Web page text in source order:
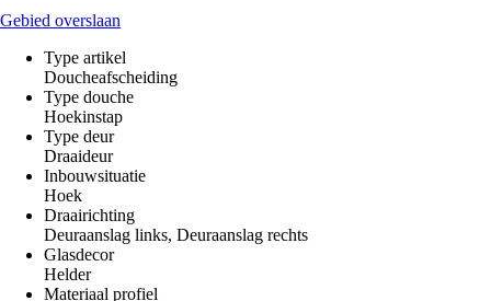
Gebied overslaan
Type artikel
Doucheafscheiding
Type douche
Hoekinstap
Type deur
Draaideur
Inbouwsituatie
Hoek
Draairichting
Deuraanslag links, Deuraanslag rechts
Glasdecor
Helder
Materiaal profiel